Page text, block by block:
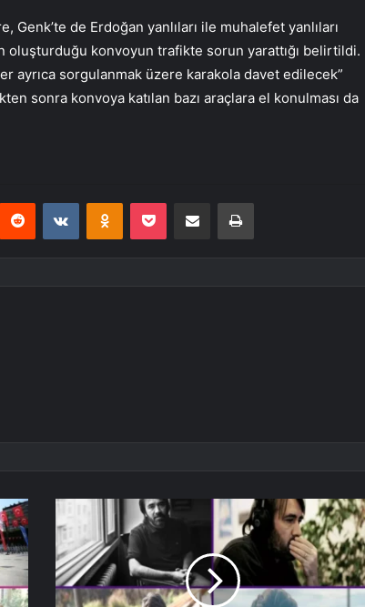
Genk’te de Erdoğan yanlıları ile muhalefet yanlıları
oluşturduğu konvoyun trafikte sorun yarattığı belirtildi.
ayrıca sorgulanmak üzere karakola davet edilecek”
sonra konvoya katılan bazı araçlara el konulması da
Reddit VKontakteOdnoklassniki
Pocket E-Posta ile paylaş Yazdır